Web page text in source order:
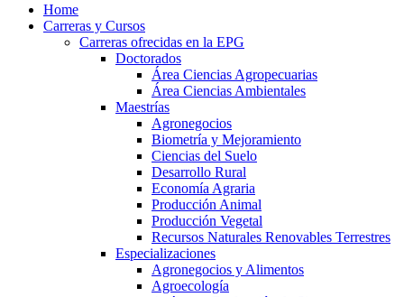
Home
Carreras y Cursos
Carreras ofrecidas en la EPG
Doctorados
Área Ciencias Agropecuarias
Área Ciencias Ambientales
Maestrías
Agronegocios
Biometría y Mejoramiento
Ciencias del Suelo
Desarrollo Rural
Economía Agraria
Producción Animal
Producción Vegetal
Recursos Naturales Renovables Terrestres
Especializaciones
Agronegocios y Alimentos
Agroecología